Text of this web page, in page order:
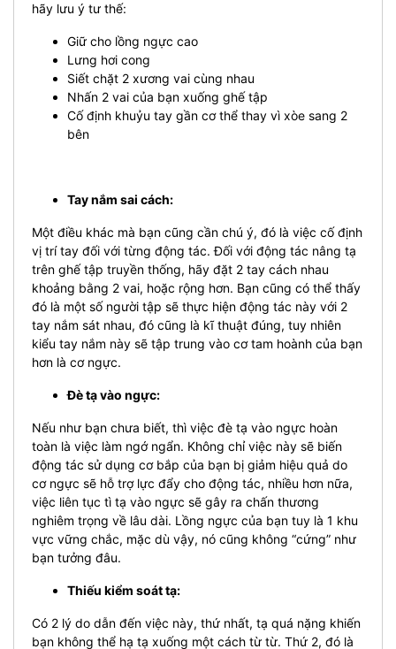
hãy lưu ý tư thế:
Giữ cho lồng ngực cao
Lưng hơi cong
Siết chặt 2 xương vai cùng nhau
Nhấn 2 vai của bạn xuống ghế tập
Cố định khuỷu tay gần cơ thể thay vì xòe sang 2
bên
Tay nắm sai cách:
Một điều khác mà bạn cũng cần chú ý, đó là việc cố định
vị trí tay đối với từng động tác. Đối với động tác nâng tạ
trên ghế tập truyền thống, hãy đặt 2 tay cách nhau
khoảng bằng 2 vai, hoặc rộng hơn. Bạn cũng có thể thấy
đó là một số người tập sẽ thực hiện động tác này với 2
tay nắm sát nhau, đó cũng là kĩ thuật đúng, tuy nhiên
kiểu tay nắm này sẽ tập trung vào cơ tam hoành của bạn
hơn là cơ ngực.
Đè tạ vào ngực:
Nếu như bạn chưa biết, thì việc đè tạ vào ngực hoàn
toàn là việc làm ngớ ngẩn. Không chỉ việc này sẽ biến
động tác sử dụng cơ bắp của bạn bị giảm hiệu quả do
cơ ngực sẽ hỗ trợ lực đẩy cho động tác, nhiều hơn nữa,
việc liên tục tì tạ vào ngực sẽ gây ra chấn thương
nghiêm trọng về lâu dài. Lồng ngực của bạn tuy là 1 khu
vực vững chắc, mặc dù vậy, nó cũng không “cứng” như
bạn tưởng đâu.
Thiếu kiểm soát tạ:
Có 2 lý do dẫn đến việc này, thứ nhất, tạ quá nặng khiến
bạn không thể hạ tạ xuống một cách từ từ. Thứ 2, đó là